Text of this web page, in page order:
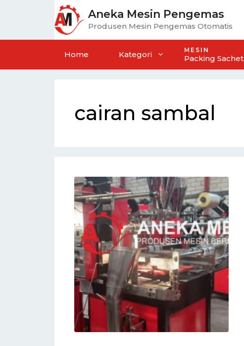
Aneka Mesin Pengemas
Produsen Mesin Pengemas Otomatis
Home Kategori MESIN
Packing Sachet
cairan sambal